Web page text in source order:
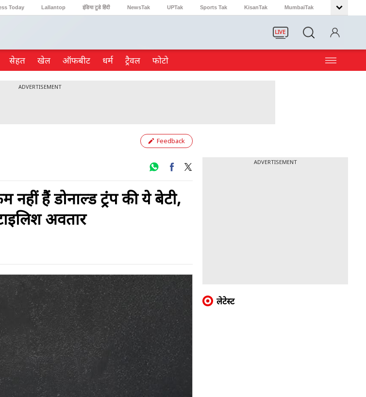
Today Lallantop इंडिया टुडे हिंदी NewsTak UPTak Sports Tak KisanTak MumbaiTak
LIVE
सेहत खेल ऑफबीट धर्म ट्रैवल फोटो
ADVERTISEMENT
Feedback
हैं डोनाल्ड ट्रंप की ये बेटी,
अवतार
ADVERTISEMENT
लेटेस्ट